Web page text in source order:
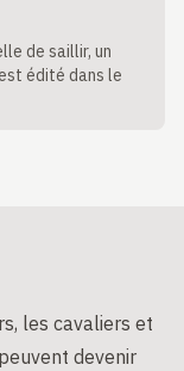
de saillir, un
édité dans le
les cavaliers et
devenir